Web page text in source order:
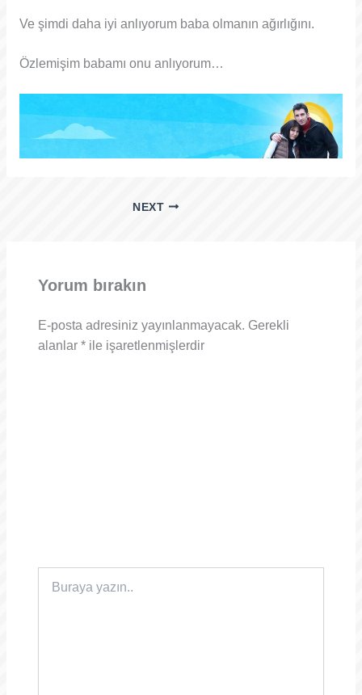
Ve şimdi daha iyi anlıyorum baba olmanın ağırlığını.
Özlemişim babamı onu anlıyorum…
NEXT
Yorum bırakın
E-posta adresiniz yayınlanmayacak. Gerekli
alanlar* ile işaretlenmişlerdir
yazın..